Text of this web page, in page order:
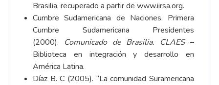
Brasilia, recuperado a partir de www.iirsa.org.
Cumbre Sudamericana de Naciones. Primera
Cumbre Sudamericana Presidentes
(2000). Comunicado de Brasilia. CLAES–
Biblioteca en integración y desarrollo en
América Latina.
Díaz B. C (2005). “La comunidad Suramericana